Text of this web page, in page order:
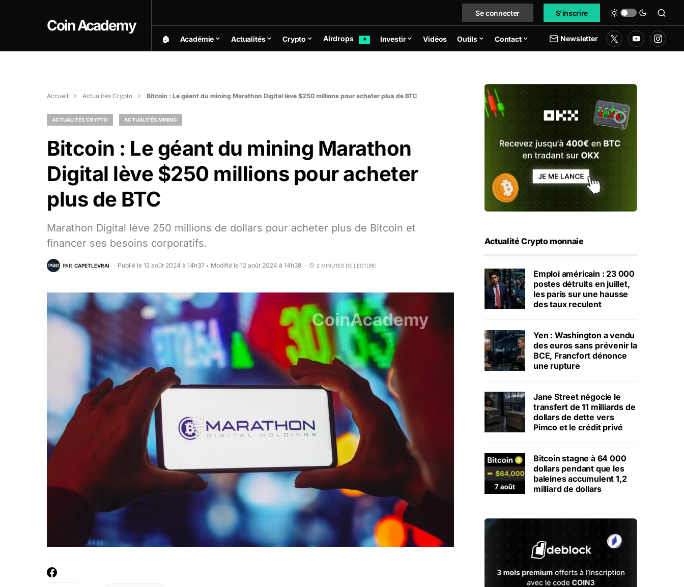
Coin Academy
Se connecter S'inscrire
🏠︎ Académie Actualités Crypto Airdrops ✦ Investir Vidéos Outils Contact Newsletter
Accueil Actualités Crypto Bitcoin : Le géant du mining Marathon Digital lève $250 millions pour acheter plus de BTC
ACTUALITÉS CRYPTO ACTUALITÉS MINING
Bitcoin : Le géant du mining Marathon
Digital lève $250 millions pour acheter
plus de BTC
Marathon Digital lève 250 millions de dollars pour acheter plus de Bitcoin et
financer ses besoins corporatifs.
PAR CAPETLEVRAI Publié le 12 août 2024 à 14h37 • Modifié le 12 août 2024 à 14h38 2 MINUTES DE LECTURE
Actualité Crypto monnaie
Emploi américain : 23 000
postes détruits en juillet,
les paris sur une hausse
des taux reculent
Yen : Washington a vendu
des euros sans prévenir la
BCE, Francfort dénonce
une rupture
Jane Street négocie le
transfert de 11 milliards de
dollars de dette vers
Pimco et le crédit privé
Bitcoin stagne à 64 000
dollars pendant que les
baleines accumulent 1,2
milliard de dollars